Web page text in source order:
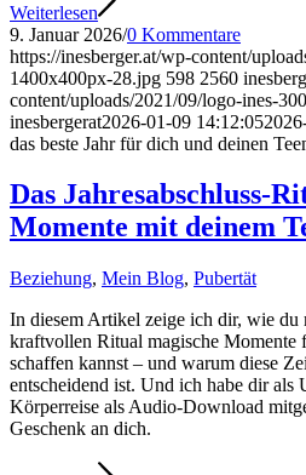
Weiterlesen
9. Januar 2026/0 Kommentare
https://inesberger.at/wp-content/
1400x400px-28.jpg 598 2560
content/uploads/2021/09/logo-ines-
inesbergerat2026-01-09 14:12:05
das beste Jahr für dich und deinen
Das Jahresabschluss-
Momente mit deinem
Beziehung, Mein Blog, Pubertät
In diesem Artikel zeige ich dir, wie du
kraftvollen Ritual magische Momente
schaffen kannst – und warum diese
entscheidend ist. Und ich habe dir als
Körperreise als Audio-Download
Geschenk an dich.